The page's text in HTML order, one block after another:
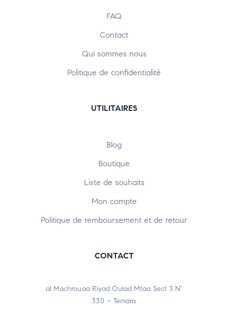
FAQ
Contact
Qui sommes nous
Politique de confidentialité
UTILITAIRES
Blog
Boutique
Liste de souhaits
Mon compte
Politique de remboursement et de retour
CONTACT
al Machrouaa Riyad Oulad Mtaa Sect 3 N°
330 – Temara